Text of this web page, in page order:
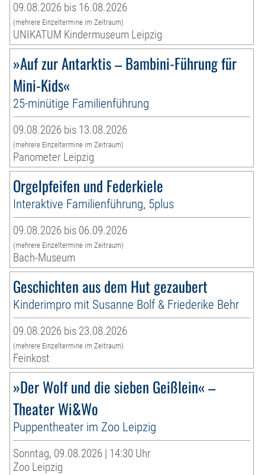
09.08.2026 bis 16.08.2026
(mehrere Einzeltermine im Zeitraum)
UNIKATUM Kindermuseum Leipzig
»Auf zur Antarktis – Bambini-Führung für
Mini-Kids«
25-minütige Familienführung
09.08.2026 bis 13.08.2026
(mehrere Einzeltermine im Zeitraum)
Panometer Leipzig
Orgelpfeifen und Federkiele
Interaktive Familienführung, 5plus
09.08.2026 bis 06.09.2026
(mehrere Einzeltermine im Zeitraum)
Bach-Museum
Geschichten aus dem Hut gezaubert
Kinderimpro mit Susanne Bolf & Friederike Behr
09.08.2026 bis 23.08.2026
(mehrere Einzeltermine im Zeitraum)
Feinkost
»Der Wolf und die sieben Geißlein« –
Theater Wi&Wo
Puppentheater im Zoo Leipzig
Sonntag, 09.08.2026 | 14:30 Uhr
Zoo Leipzig